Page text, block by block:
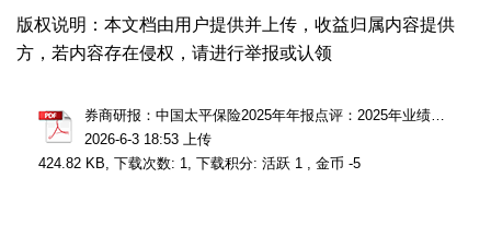
版权说明：本文档由用户提供并上传，收益归属内容提供
方，若内容存在侵权，请进行举报或认领
券商研报：中国太平保险2025年年报点评：2025年业绩爆发式增长，上调目标价（5页）.pdf
2026-6-3 18:53 上传
424.82 KB, 下载次数: 1, 下载积分: 活跃 1 , 金币 -5